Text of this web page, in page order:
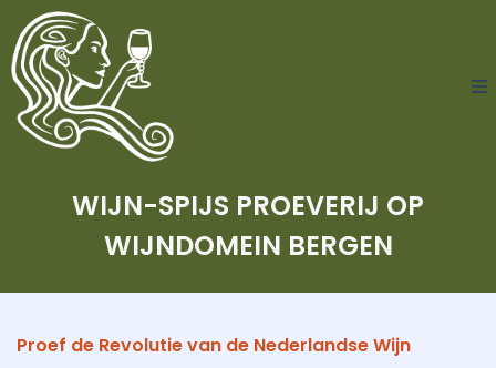
WIJN-SPIJS PROEVERIJ OP
WIJNDOMEIN BERGEN
Proef de Revolutie van de Nederlandse Wijn